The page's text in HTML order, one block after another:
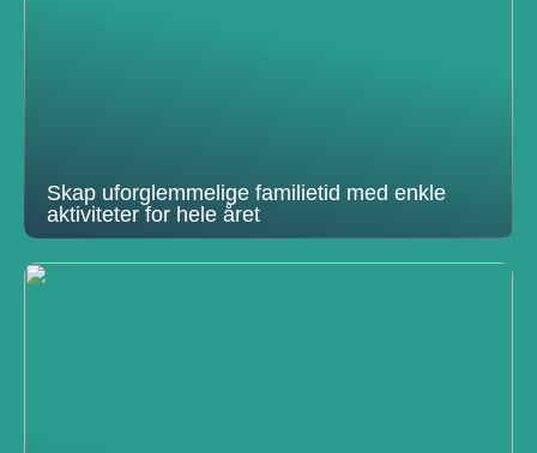
Skap uforglemmelige familietid med enkle
aktiviteter for hele året